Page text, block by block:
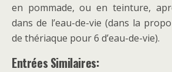
en pommade, ou en teinture,
dans de l’eau-de-vie (dans la
de thériaque pour 6 d’eau-de-vie).
Entrées Similaires: